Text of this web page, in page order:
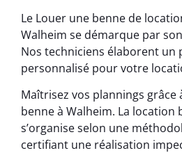
Le Louer une benne de
Walheim se démarque par
Nos techniciens élaborent un
personnalisé pour votre
Maîtrisez vos plannings
benne à Walheim. La location
s’organise selon une
certifiant une réalisation